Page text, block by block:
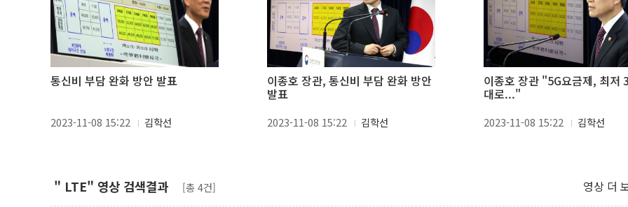
통신비 부담 완화 방안 발표
2023-11-08 15:22 김학선
이종호 장관, 통신비 부담 완화 방안
발표
2023-11-08 15:22 김학선
이종호 장관 "5G요금제, 최저
대로..."
2023-11-08 15:22 김학선
" LTE" 영상 검색결과 [총 4건] 영상 더